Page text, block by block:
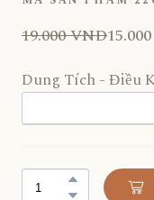
19.000 VND
Dung Tích - Điều